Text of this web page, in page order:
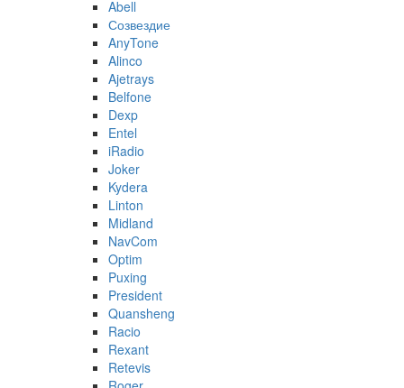
Abell
Созвездие
AnyTone
Alinco
Ajetrays
Belfone
Dexp
Entel
iRadio
Joker
Kydera
Linton
Midland
NavCom
Optim
Puxing
President
Quansheng
Racio
Rexant
Retevis